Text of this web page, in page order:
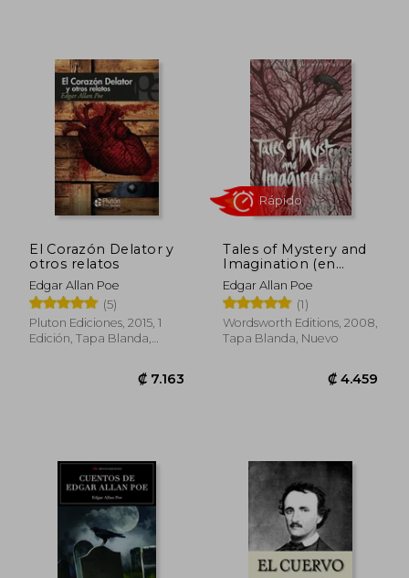
El Corazón Delator y
otros relatos
Edgar Allan Poe
(5)
Pluton Ediciones, 2015, 1
Edición, Tapa Blanda,
Tales of Mystery and
Imagination (en
Inglés)
Edgar Allan Poe
(1)
Wordsworth Editions, 2008,
Tapa Blanda, Nuevo